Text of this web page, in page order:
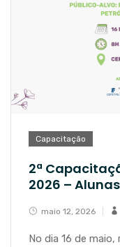
Capacitação
2ª
2026 –
maio 12, 2026
No dia 16 de